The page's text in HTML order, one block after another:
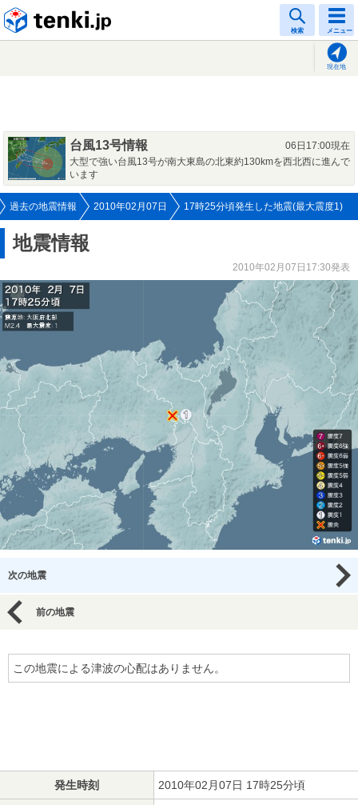
検索 メニュー
現在地
台風13号情報
06日17:00現在
大型で強い台風13号が南大東島の北東約130kmを西北西に進んで
います
過去の地震情報 2010年02月07日 17時25分頃発生した地震(最大震度1)
地震情報
2010年02月07日17:30発表
次の地震
前の地震
この地震による津波の心配はありません。
発生時刻 2010年02月07日 17時25分頃